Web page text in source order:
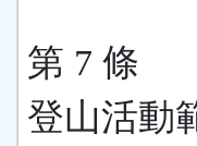
第 7 條
登山活動